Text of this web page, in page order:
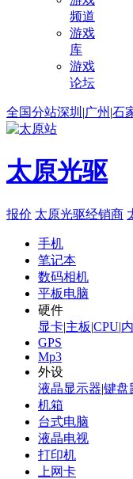
频道
游戏
库
游戏
论坛
全国分站深圳 |广州 |石
太原光驱
报价 太原光驱经销商
手机
笔记本
数码相机
平板电脑
硬件
显卡|主板|CPU|
GPS
Mp3
外设
液晶显示器|键盘
机箱
台式电脑
液晶电视
打印机
上网卡